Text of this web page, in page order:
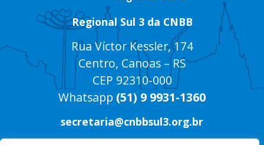
Regional Sul 3 da CNBB
Rua Víctor Kessler, 174
Centro, Canoas – RS
CEP 92310-000
Whatsapp (51) 9 9931-1360
secretaria@cnbbsul3.org.br